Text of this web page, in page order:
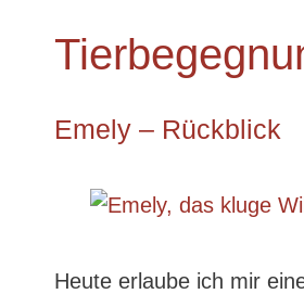
Emely – Rückblick
Heute erlaube ich mir